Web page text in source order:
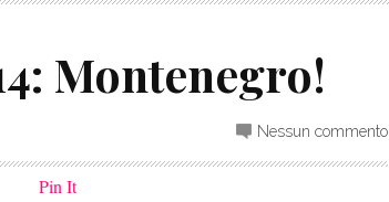
Montenegro!
Nessun commento
Pin It